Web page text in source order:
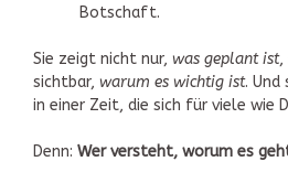
Botschaft.
Sie zeigt nicht nur, was geplant ist,
sichtbar, warum es wichtig ist.
in einer Zeit, die sich für viele wie
Denn: Wer versteht, worum es